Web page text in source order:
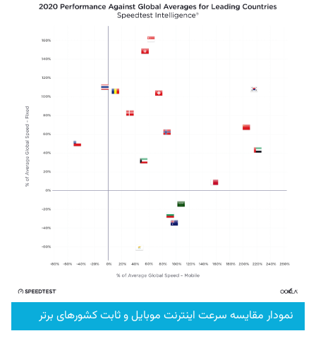
نمودار مقایسه سرعت اینترنت موبایل و ثابت کشور‌های برتر